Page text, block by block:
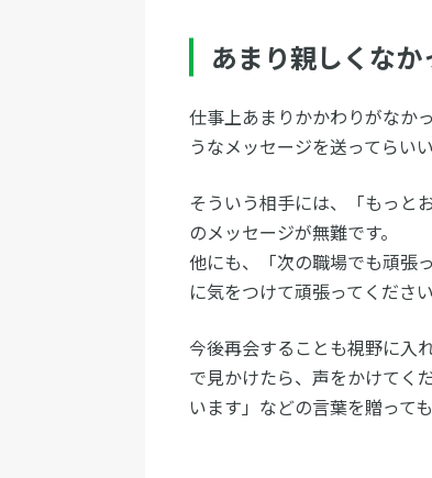
あまり親しくな
仕事上あまりかかわりがなか
うなメッセージを送ってらい
そういう相手には、「もっと
のメッセージが無難です。
他にも、「次の職場でも頑張
に気をつけて頑張ってくださ
今後再会することも視野に入
で見かけたら、声をかけてく
います」などの言葉を贈って